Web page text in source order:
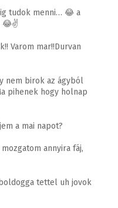
tudok menni… 😂 a
😂✌️
Varom mar!!Durvan
nem birok az ágyból
pihenek hogy holnap
a mai napot?
annyira fáj,
tettel uh jovok